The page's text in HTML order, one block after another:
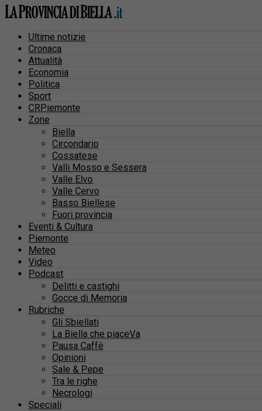
Ultime notizie
Cronaca
Attualità
Economia
Politica
Sport
CRPiemonte
Zone
Biella
Circondario
Cossatese
Valli Mosso e Sessera
Valle Elvo
Valle Cervo
Basso Biellese
Fuori provincia
Eventi & Cultura
Piemonte
Meteo
Video
Podcast
Delitti e castighi
Gocce di Memoria
Rubriche
Gli Sbiellati
La Biella che piaceVa
Pausa Caffè
Opinioni
Sale & Pepe
Tra le righe
Necrologi
Speciali